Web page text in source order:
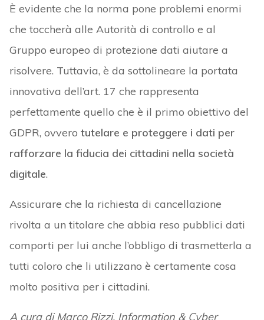
È evidente che la norma pone problemi enormi
che toccherà alle Autorità di controllo e al
Gruppo europeo di protezione dati aiutare a
risolvere. Tuttavia, è da sottolineare la portata
innovativa dell’art. 17 che rappresenta
perfettamente quello che è il primo obiettivo del
GDPR, ovvero tutelare e proteggere i dati per
rafforzare la fiducia dei cittadini nella società
digitale.
Assicurare che la richiesta di cancellazione
rivolta a un titolare che abbia reso pubblici dati
comporti per lui anche l’obbligo di trasmetterla a
tutti coloro che li utilizzano è certamente cosa
molto positiva per i cittadini.
A cura di Marco Rizzi, Information & Cyber